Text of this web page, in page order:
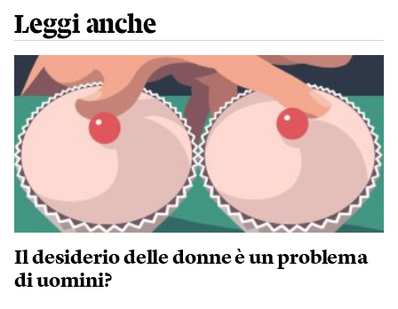
Leggi anche
Il desiderio delle donne è un problema
di uomini?